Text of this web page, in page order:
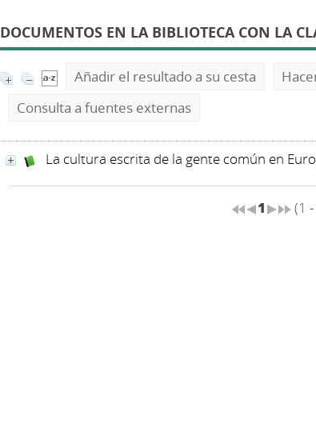
DOCUMENTOS EN LA BIBLIOTECA CON LA
Añadir el resultado a su cesta
Consulta a fuentes externas
La cultura escrita de la gente común en
1 (1